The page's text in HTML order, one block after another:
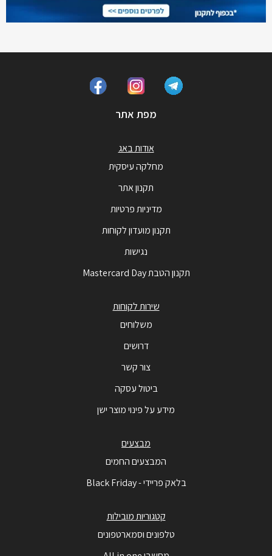
מפת אתר
אודות באג
מחלקה עיסקית
תקנון אתר
מדיניות פרטיות
תקנון מועדון לקוחות
נגישות
תקנון הטבת Mastercard Day
שירות לקוחות
משלוחים
דרושים
צור קשר
ביטול עסקה
מידע על פינוי מוצר ישן
מבצעים
המבצעים החמים
בלאק פריידי - Black Friday
קטגוריות מובילות
טלפונים וסמארטפונים